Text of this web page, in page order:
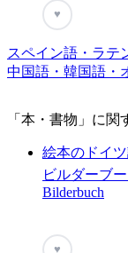
♥
スペイン語・ラテ
中国語・韓国語・
「本・書物」に関
絵本のドイ
ビルダーブ
Bilderbuch
♥